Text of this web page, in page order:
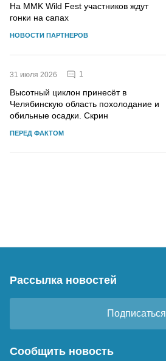
На MMK Wild Fest участников ждут
гонки на сапах
НОВОСТИ ПАРТНЕРОВ
31 июля 2026 1
Высотный циклон принесёт в
Челябинскую область похолодание и
обильные осадки. Скрин
ПЕРЕД ФАКТОМ
Рассылка новостей
Подписаться
Сообщить новость